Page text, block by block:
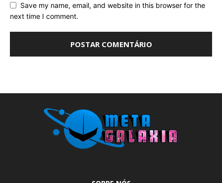
Save my name, email, and website in this browser for the
next time I comment.